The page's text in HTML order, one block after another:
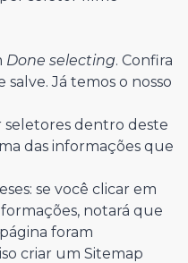
Done selecting. Confira
Já temos o nosso
seletores dentro deste
das informações que
se você clicar em
notará que
foram
criar um Sitemap